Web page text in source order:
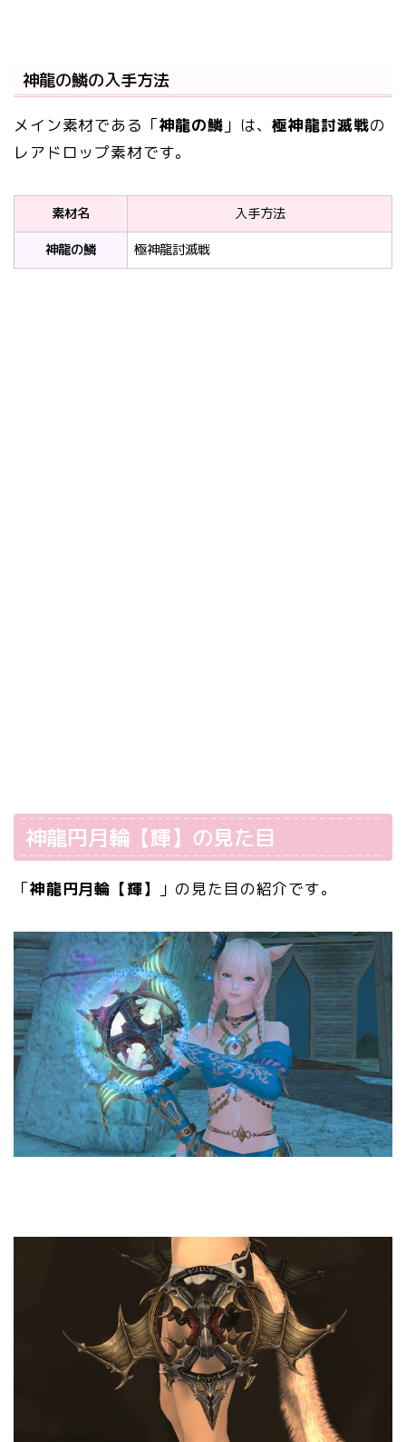
神龍の鱗の入手方法
メイン素材である「神龍の鱗 」は、極神龍討滅戦の
レアドロップ素材です。
素材名
入手方法
神龍の鱗
極神龍討滅戦
神龍円月輪【輝】の見た目
「神龍円月輪【輝】 」の見た目の紹介です。